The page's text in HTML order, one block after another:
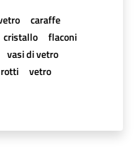
caraffe
cristallo
flaconi
vasi di vetro
vetro